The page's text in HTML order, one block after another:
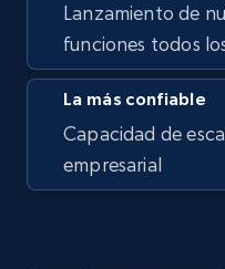
Lanzamiento de
funciones todos
La más confiable
Capacidad de
empresarial